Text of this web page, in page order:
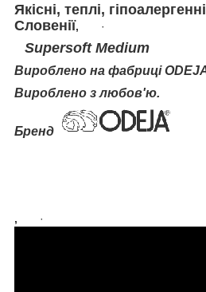
Якісні, теплі,
Словенії, ·
Supersoft Medium
Вироблено на фабриці
Вироблено з любов'ю.
Бренд
, ·